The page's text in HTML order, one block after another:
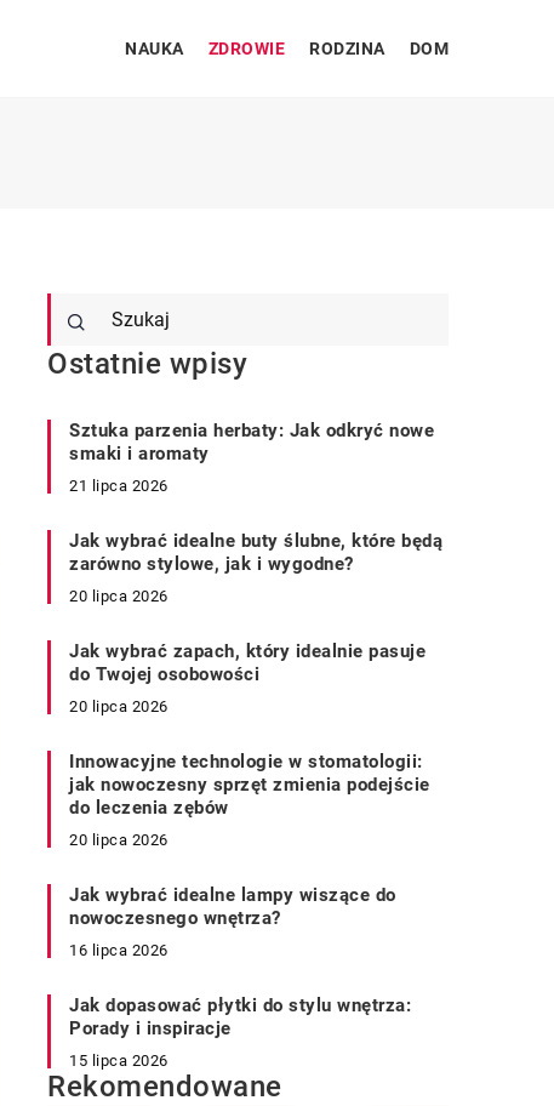
NAUKA ZDROWIE RODZINA DOM
Ostatnie wpisy
Sztuka parzenia herbaty: Jak odkryć nowe
smaki i aromaty
21 lipca 2026
Jak wybrać idealne buty ślubne, które będą
zarówno stylowe, jak i wygodne?
20 lipca 2026
Jak wybrać zapach, który idealnie pasuje
do Twojej osobowości
20 lipca 2026
Innowacyjne technologie w stomatologii:
jak nowoczesny sprzęt zmienia podejście
do leczenia zębów
20 lipca 2026
Jak wybrać idealne lampy wiszące do
nowoczesnego wnętrza?
16 lipca 2026
Jak dopasować płytki do stylu wnętrza:
Porady i inspiracje
15 lipca 2026
Rekomendowane